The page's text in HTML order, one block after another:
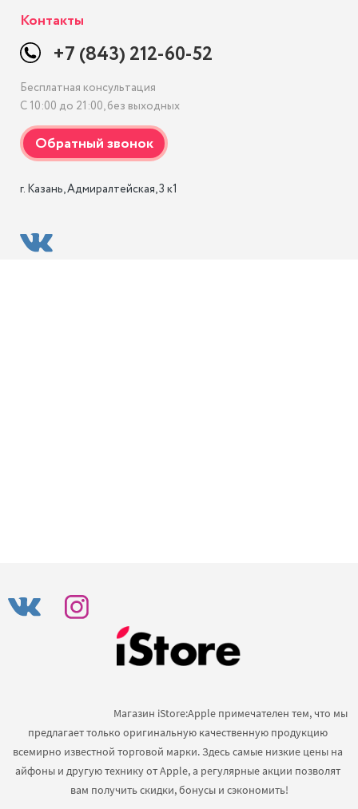
Контакты
+7 (843) 212-60-52
Бесплатная консультация
С 10:00 до 21:00, без выходных
г. Казань, Адмиралтейская, 3 к1
предлагает только оригинальную качественную продукцию
всемирно известной торговой марки. Здесь самые низкие цены на
айфоны и другую технику от Apple, а регулярные акции позволят
вам получить скидки, бонусы и сэкономить!